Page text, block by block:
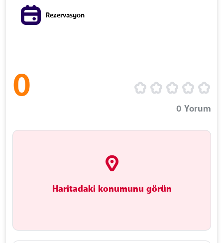
Rezervasyon
0
0 Yorum
Haritadaki konumunu görün